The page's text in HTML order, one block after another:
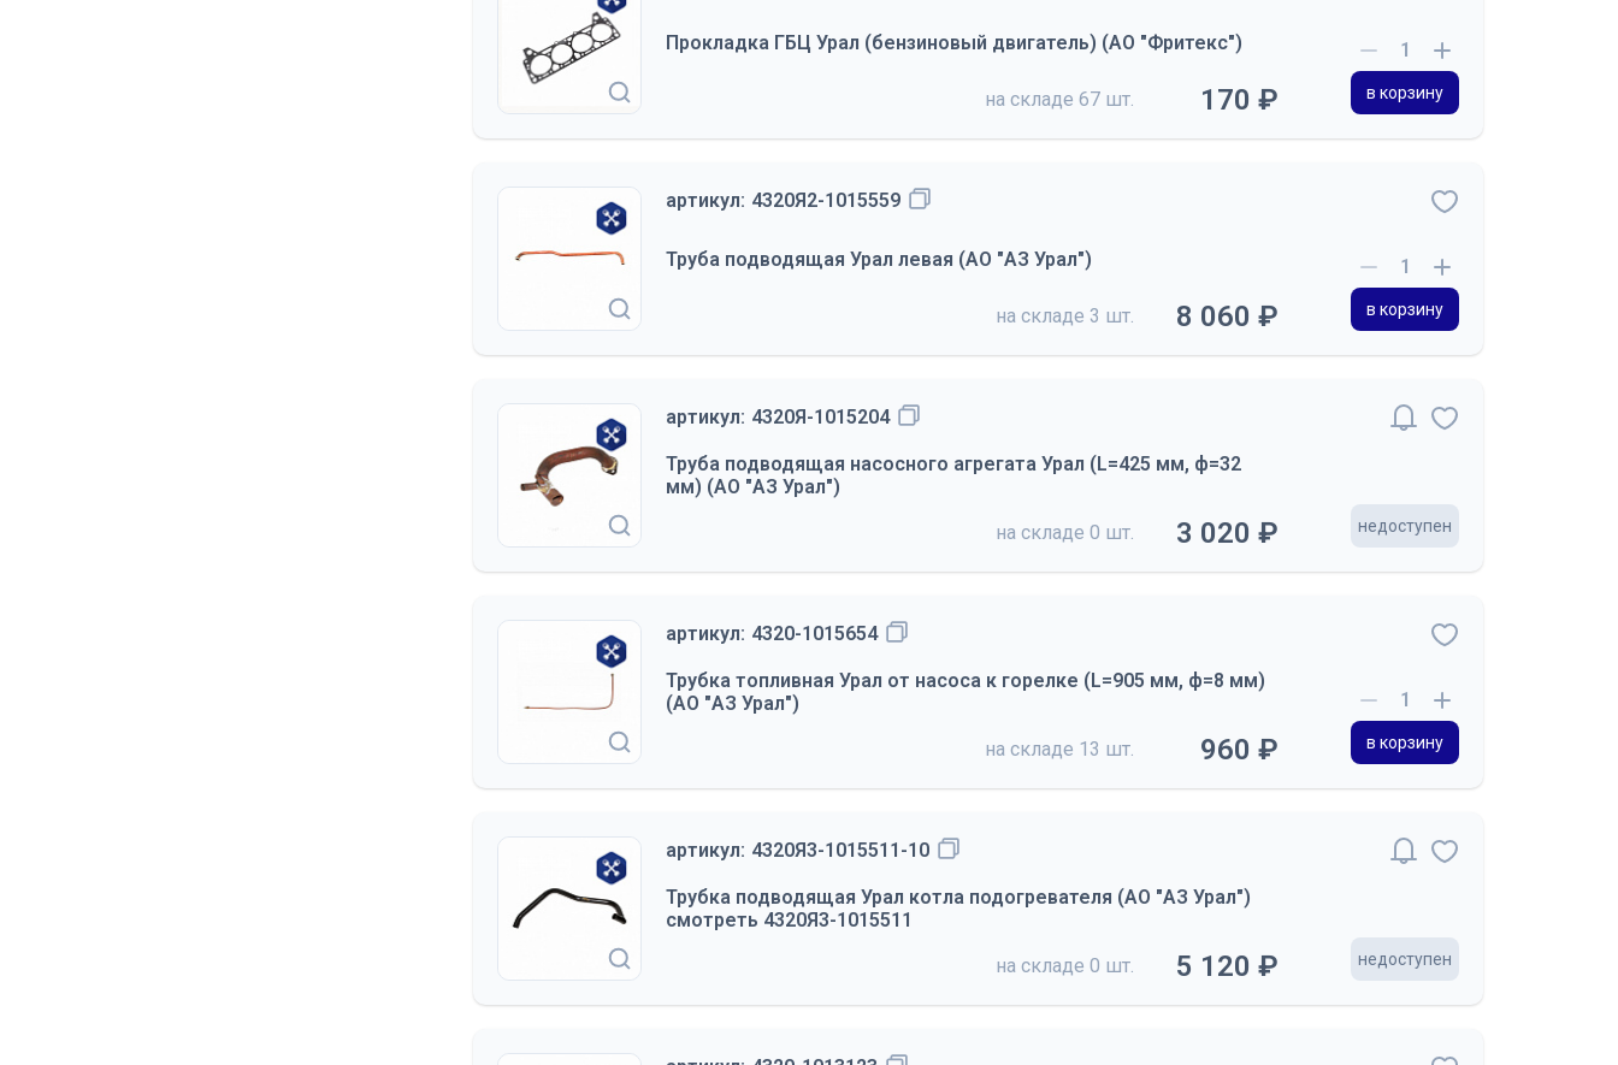
Прокладка ГБЦ Урал (бензиновый двигатель) (АО "Фритекс")
на складе 67 шт. 170 ₽ в корзину
артикул: 4320Я2-1015559
Труба подводящая Урал левая (АО "АЗ Урал")
на складе 3 шт. 8 060 ₽ в корзину
артикул: 4320Я-1015204
Труба подводящая насосного агрегата Урал (L=425 мм, ф=32
мм) (АО "АЗ Урал")
на складе 0 шт. 3 020 ₽ недоступен
артикул: 4320-1015654
Трубка топливная Урал от насоса к горелке (L=905 мм, ф=8 мм)
(АО "АЗ Урал")
на складе 13 шт. 960 ₽ в корзину
артикул: 4320Я3-1015511-10
Трубка подводящая Урал котла подогревателя (АО "АЗ Урал")
смотреть 4320Я3-1015511
на складе 0 шт. 5 120 ₽ недоступен